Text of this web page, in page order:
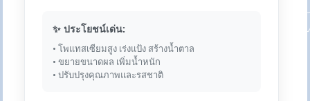
✨ ประโยชน์เด่น:
• โพแทสเซียมสูง เร่งแป้ง สร้างน้ำตาล
• ขยายขนาดผล เพิ่มน้ำหนัก
• ปรับปรุงคุณภาพและรสชาติ